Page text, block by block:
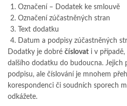
Označení – Dodatek ke smlouvě
Označení zúčastněných stran
Text dodatku
Datum a podpisy zúčastněných
Dodatky je dobré číslovat i v
dalšího dodatku do budoucna. Jejich
podpisu, ale číslování je mnohem
korespondenci či soudních sporech
odkážete.